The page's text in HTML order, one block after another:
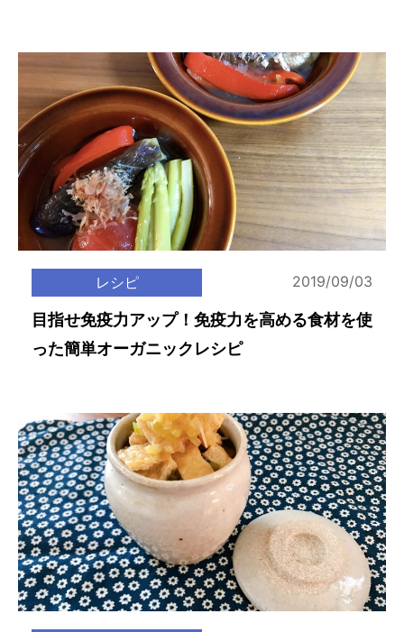
レシピ 2019/09/03
目指せ免疫力アップ！免疫力を高める食材を使
った簡単オーガニックレシピ